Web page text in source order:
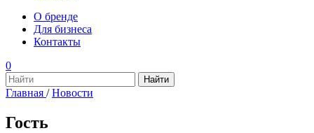
О бренде
Для бизнеса
Контакты
0
Главная / Новости
Гость